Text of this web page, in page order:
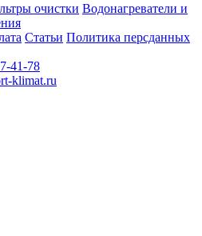
очистки Водонагреватели и
Статьи Политика персданных
41-78
klimat.ru